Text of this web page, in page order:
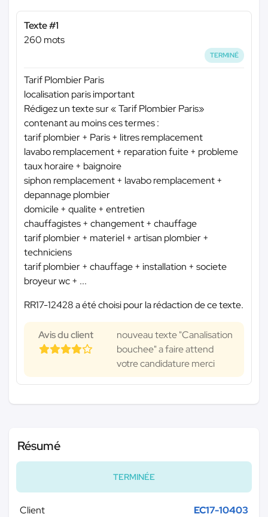
Texte #1
260 mots
TERMINÉ
Tarif Plombier Paris
localisation paris important
Rédigez un texte sur « Tarif Plombier Paris»
contenant au moins ces termes :
tarif plombier + Paris + litres remplacement
lavabo remplacement + reparation fuite + probleme
taux horaire + baignoire
siphon remplacement + lavabo remplacement +
depannage plombier
domicile + qualite + entretien
chauffagistes + changement + chauffage
tarif plombier + materiel + artisan plombier +
techniciens
tarif plombier + chauffage + installation + societe
broyeur wc + ...
RR17-12428 a été choisi pour la rédaction de ce texte.
Avis du client
nouveau texte "Canalisation
bouchee" a faire attend
votre candidature merci
Résumé
TERMINÉE
Client
EC17-10403